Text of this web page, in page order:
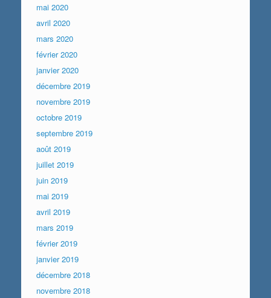
mai 2020
avril 2020
mars 2020
février 2020
janvier 2020
décembre 2019
novembre 2019
octobre 2019
septembre 2019
août 2019
juillet 2019
juin 2019
mai 2019
avril 2019
mars 2019
février 2019
janvier 2019
décembre 2018
novembre 2018